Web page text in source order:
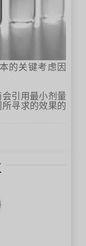
的关键考虑因
引用最小剂量
寻求的效果的